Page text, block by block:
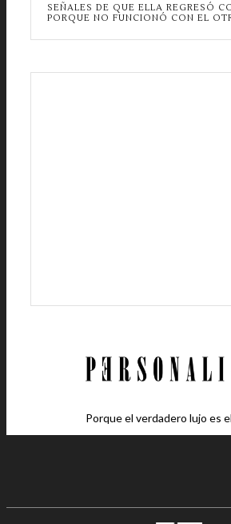
SEÑALES DE QUE ELLA REGRESÓ
PORQUE NO FUNCIONÓ CON EL
Porque el verdadero lujo es